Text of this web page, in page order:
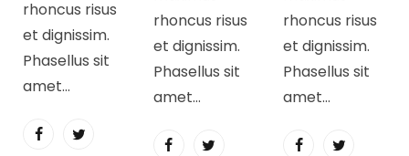
rhoncus risus
et dignissim.
Phasellus sit
amet…
rhoncus risus
et dignissim.
Phasellus sit
amet…
rhoncus risus
et dignissim.
Phasellus sit
amet…